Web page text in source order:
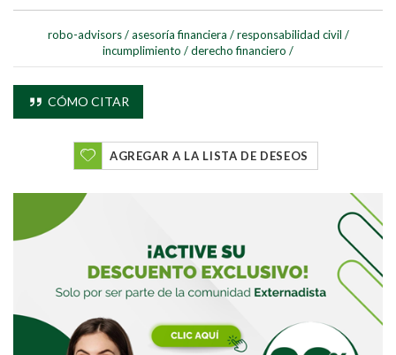
Buscar
robo-advisors / asesoría financiera / responsabilidad civil /
incumplimiento /derecho financiero /
CÓMO CITAR
AGREGAR A LA LISTA DE DESEOS